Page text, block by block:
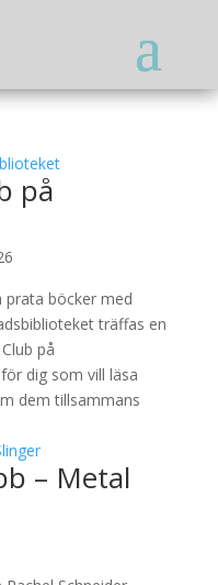
på
prata böcker med
träffas en
på
dig som vill läsa
dem tillsammans
– Metal